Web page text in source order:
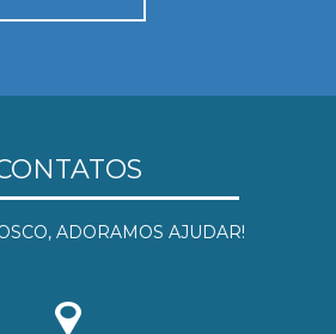
ADORAMOS AJUDAR!